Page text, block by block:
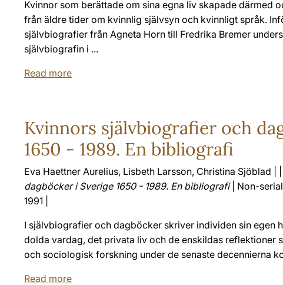
Kvinnor som berättade om sina egna liv skapade därmed
från äldre tider om kvinnlig självsyn och kvinnligt språk.
självbiografier från Agneta Horn till Fredrika Bremer
självbiografin i ...
Read more
Kvinnors självbiografier och
1650 - 1989. En bibliografi
Eva Haettner Aurelius, Lisbeth Larsson, Christina Sjöblad | |
dagböcker i Sverige 1650 - 1989. En bibliografi| Non-serial
1991 |
I självbiografier och dagböcker skriver individen sin egen
dolda vardag, det privata liv och de enskildas reflektioner
och sociologisk forskning under de senaste decennierna
Read more